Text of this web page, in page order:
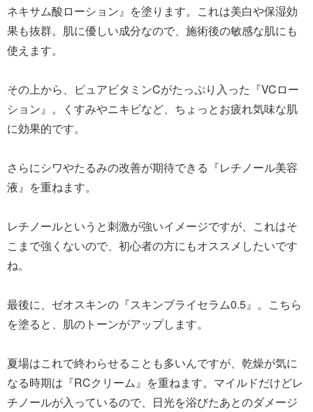
ネキサム酸ローション』を塗ります。これは美白や保湿効
果も抜群。肌に優しい成分なので、施術後の敏感な肌にも
使えます。
その上から、ピュアビタミンCがたっぷり入った『VCロー
ション』。くすみやニキビなど、ちょっとお疲れ気味な肌
に効果的です。
さらにシワやたるみの改善が期待できる『レチノール美容
液』を重ねます。
レチノールというと刺激が強いイメージですが、これはそ
こまで強くないので、初心者の方にもオススメしたいです
ね。
最後に、ゼオスキンの『スキンブライセラム0.5』。こちら
を塗ると、肌のトーンがアップします。
夏場はこれで終わらせることも多いんですが、乾燥が気に
なる時期は『RCクリーム』を重ねます。マイルドだけどレ
チノールが入っているので、日光を浴びたあとのダメージ